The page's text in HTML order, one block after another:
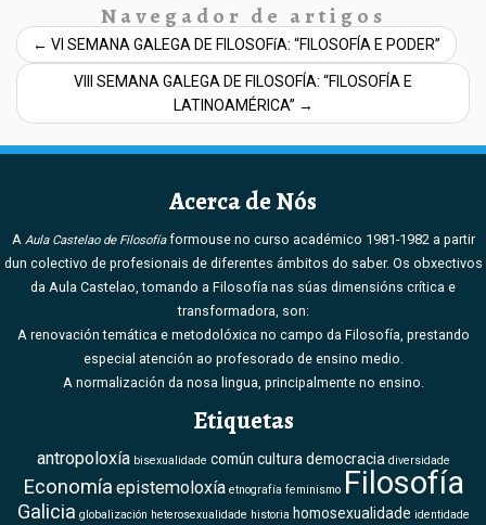
Navegador de artigos
← VI SEMANA GALEGA DE FILOSOFíA: “FILOSOFÍA E PODER”
VIII SEMANA GALEGA DE FILOSOFÍA: “FILOSOFÍA E
LATINOAMÉRICA” →
Acerca de Nós
A Aula Castelao de Filosofíaformouse no curso académico 1981-1982 a partir
dun colectivo de profesionais de diferentes ámbitos do saber. Os obxectivos
da Aula Castelao, tomando a Filosofía nas súas dimensións crítica e
transformadora, son:
A renovación temática e metodolóxica no campo da Filosofía, prestando
especial atención ao profesorado de ensino medio.
A normalización da nosa lingua, principalmente no ensino.
Etiquetas
antropoloxía bisexualidade común cultura democracia diversidade
Economía epistemoloxía etnografía feminismo Filosofía
Galicia globalización heterosexualidade historia homosexualidade identidade